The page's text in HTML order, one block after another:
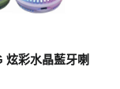
炫彩水晶藍牙喇